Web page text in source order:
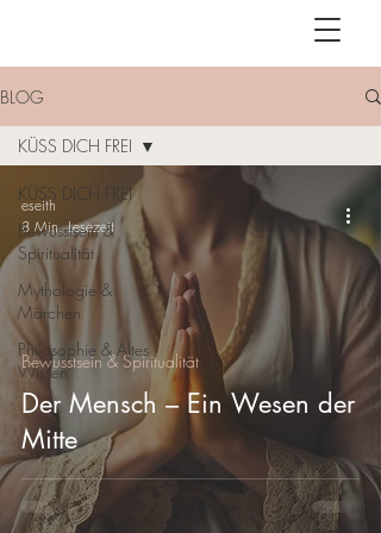
BLOG
KÜSS DICH FREI
Bewusstsein &
Spiritualität
Mythologie &
Märchen
Philosophie & Altes
Wissen
KÜSS DICH FREI
Der Mensch – Ein Wesen der
Mitte
Bewusstsein & Spiritualität
eseith
8 Min. Lesezeit